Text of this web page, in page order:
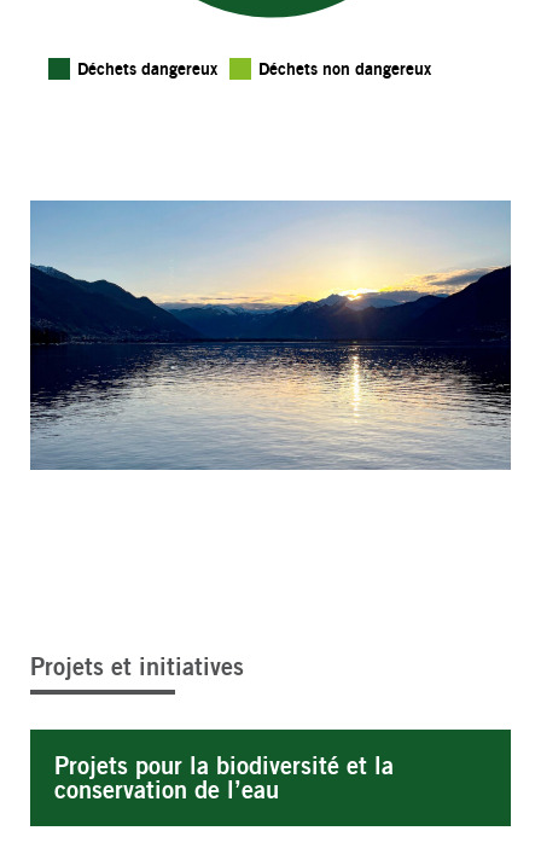
Déchets dangereux Déchets non dangereux
Projets et initiatives
Projets pour la biodiversité et la
conservation de l’eau